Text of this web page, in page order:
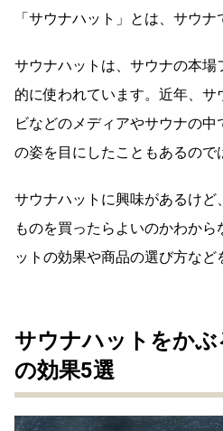
「サウナハット」とは、サウナ
サウナハットは、サウナの本
的に使われています。 近年、サ
ビなどのメディアやサウナの中
の姿を目にしたこともあるので
サウナハットに興味があるけ
ものを買ったらよいのかわか
ットの効果や商品の選び方など
サウナハットをか
の効果5選